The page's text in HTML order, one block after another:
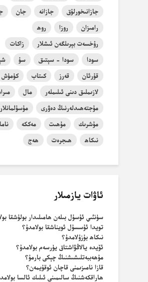
جازانىخورلۇق
جازانە جان
رامىزان
روزا
روھ
رۇخسەت بېرىلگەن ئىشلار
زاكات
سودا
سودا - سېتىق سۇ
قۇرئان
قەرز كىتاب
كۈمۈش
لازىملىق دىنى ئىلىملەر
مال
مۇجتەھىدلەرنىڭ دەۋرى
مۇسۇلمانلار
مۇشرىك
مۇھىت مەككە
نىكاھ
ھىجرەت ھەج
ئاۋات يازمىلار
سۈنئىي ئۇسۇل بىلەن ھامىلىدار بولۇشقا
تويدا ئۇسسۇل ئويناشقا بولامدۇ؟
نىكاھ بۇزۇلامدۇ؟
ئۆيدە يالاڭۋاشتاق يۈرسەم بولامدۇ؟
مۇھەببەتلىشىشنىڭ چېكى بارمۇ؟
قازا نامىزىمنى قاچان ئوقۇيمەن؟
ھاراقكەشنىڭ سالىمىنى ئىلىك ئالسا